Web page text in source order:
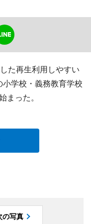
た再生利用しやすい
学校・義務教育学校
まった。
の写真